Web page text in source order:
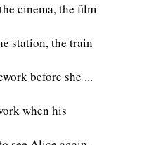
cinema, the film
station, the train
before she ...
when his